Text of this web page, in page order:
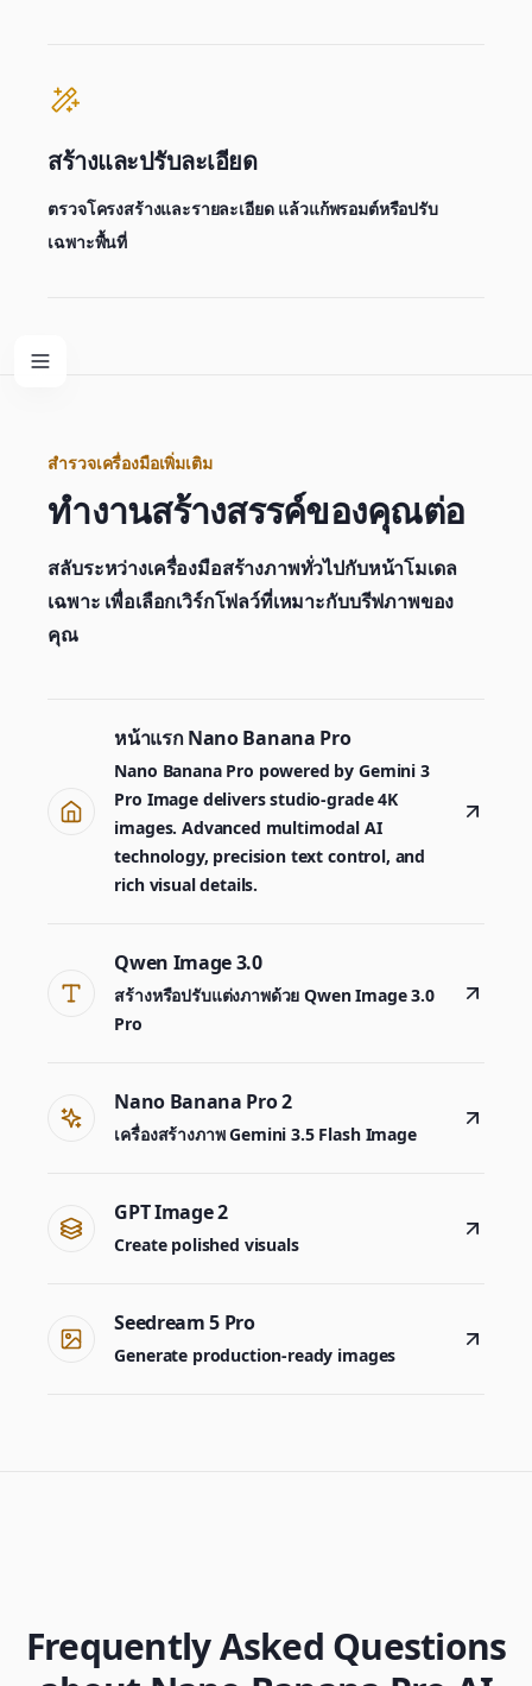
สร้างและปรับละเอียด
ตรวจโครงสร้างและรายละเอียด แล้วแก้พรอมต์หรือปรับ
เฉพาะพื้นที่
สำรวจเครื่องมือเพิ่มเติม
ทำงานสร้างสรรค์ของคุณต่อ
สลับระหว่างเครื่องมือสร้างภาพทั่วไปกับหน้าโมเดล
เฉพาะ เพื่อเลือกเวิร์กโฟลว์ที่เหมาะกับบรีฟภาพของ
คุณ
หน้าแรก Nano Banana Pro
Nano Banana Pro powered by Gemini 3
Pro Image delivers studio-grade 4K
images. Advanced multimodal AI
technology, precision text control, and
rich visual details.
Qwen Image 3.0
สร้างหรือปรับแต่งภาพด้วย Qwen Image 3.0
Pro
Nano Banana Pro 2
เครื่องสร้างภาพ Gemini 3.5 Flash Image
GPT Image 2
Create polished visuals
Seedream 5 Pro
Generate production-ready images
Frequently Asked Questions